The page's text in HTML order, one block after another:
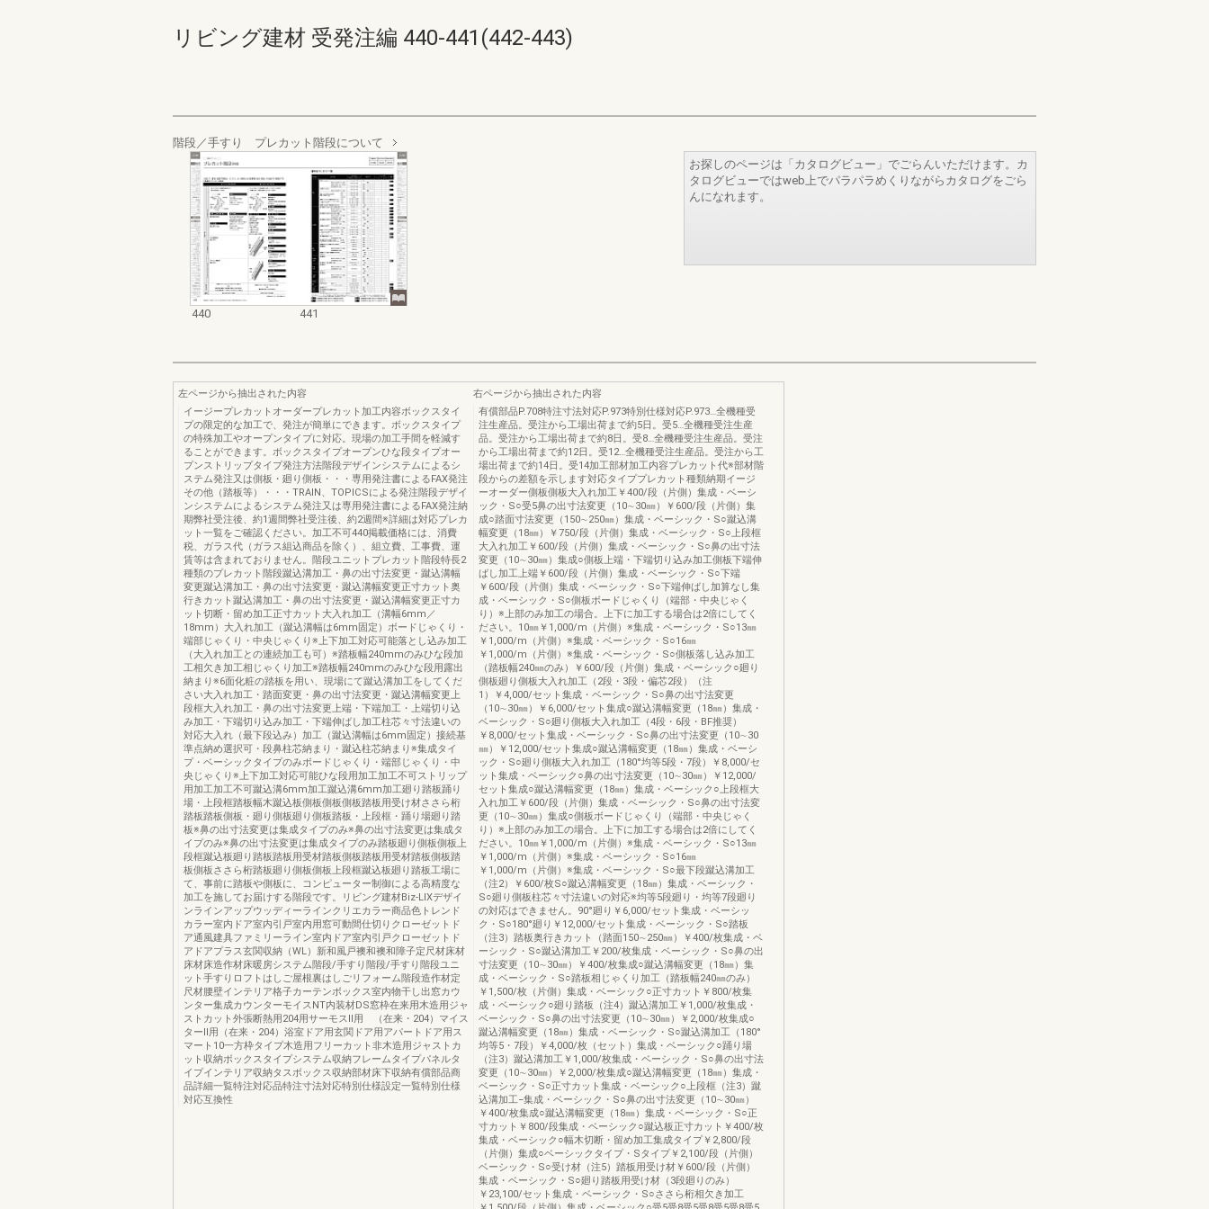
リビング建材 受発注編 440-441(442-443)
階段／手すり プレカット階段について
440 441
お探しのページは「カタログビュー」でごらんいただけます。カ
タログビューではweb上でパラパラめくりながらカタログをごら
んになれます。
左ページから抽出された内容
イージープレカットオーダープレカット加工内容ボックスタイ
プの限定的な加工で、発注が簡単にできます。ボックスタイプ
の特殊加工やオープンタイプに対応。現場の加工手間を軽減す
ることができます。ボックスタイプオープンひな段タイプオー
プンストリップタイプ発注方法階段デザインシステムによるシ
ステム発注又は側板・廻り側板・・・専用発注書によるFAX発注
その他（踏板等）・・・TRAIN、TOPICSによる発注階段デザイ
ンシステムによるシステム発注又は専用発注書によるFAX発注納
期弊社受注後、約1週間弊社受注後、約2週間※詳細は対応プレカ
ット一覧をご確認ください。加工不可440掲載価格には、消費
税、ガラス代（ガラス組込商品を除く）、組立費、工事費、運
賃等は含まれておりません。階段ユニットプレカット階段特長2
種類のプレカット階段蹴込溝加工・鼻の出寸法変更・蹴込溝幅
変更蹴込溝加工・鼻の出寸法変更・蹴込溝幅変更正寸カット奥
行きカット蹴込溝加工・鼻の出寸法変更・蹴込溝幅変更正寸カ
ット切断・留め加工正寸カット大入れ加工（溝幅6mm／
18mm）大入れ加工（蹴込溝幅は6mm固定）ボードじゃくり・
端部じゃくり・中央じゃくり※上下加工対応可能落とし込み加工
（大入れ加工との連続加工も可）※踏板幅240mmのみひな段加
工相欠き加工相じゃくり加工※踏板幅240mmのみひな段用露出
納まり※6面化粧の踏板を用い、現場にて蹴込溝加工をしてくだ
さい大入れ加工・踏面変更・鼻の出寸法変更・蹴込溝幅変更上
段框大入れ加工・鼻の出寸法変更上端・下端加工・上端切り込
み加工・下端切り込み加工・下端伸ばし加工柱芯々寸法違いの
対応大入れ（最下段込み）加工（蹴込溝幅は6mm固定）接続基
準点納め選択可・段鼻柱芯納まり・蹴込柱芯納まり※集成タイ
プ・ベーシックタイプのみボードじゃくり・端部じゃくり・中
央じゃくり※上下加工対応可能ひな段用加工加工不可ストリップ
用加工加工不可蹴込溝6mm加工蹴込溝6mm加工廻り踏板踊り
場・上段框踏板幅木蹴込板側板側板側板踏板用受け材ささら桁
踏板踏板側板・廻り側板廻り側板踏板・上段框・踊り場廻り踏
板※鼻の出寸法変更は集成タイプのみ※鼻の出寸法変更は集成タ
イプのみ※鼻の出寸法変更は集成タイプのみ踏板廻り側板側板上
段框蹴込板廻り踏板踏板用受材踏板側板踏板用受材踏板側板踏
板側板ささら桁踏板廻り側板側板上段框蹴込板廻り踏板工場に
て、事前に踏板や側板に、コンピューター制御による高精度な
加工を施してお届けする階段です。リビング建材Biz-LIXデザイ
ンラインアップウッディーラインクリエカラー商品色トレンド
カラー室内ドア室内引戸室内用窓可動間仕切りクローゼットド
ア通風建具ファミリーライン室内ドア室内引戸クローゼットド
アドアプラス玄関収納（WL）新和風戸襖和襖和障子定尺材床材
床材床造作材床暖房システム階段/手すり階段/手すり階段ユニ
ット手すりロフトはしご屋根裏はしごリフォーム階段造作材定
尺材腰壁インテリア格子カーテンボックス室内物干し出窓カウ
ンター集成カウンターモイスNT内装材DS窓枠在来用木造用ジャ
ストカット外張断熱用204用サーモスⅡ用 （在来・204）マイス
ターⅡ用（在来・204）浴室ドア用玄関ドア用アパートドア用ス
マート10一方枠タイプ木造用フリーカット非木造用ジャストカ
ット収納ボックスタイプシステム収納フレームタイプパネルタ
イプインテリア収納タスボックス収納部材床下収納有償部品商
品詳細一覧特注対応品特注寸法対応特別仕様設定一覧特別仕様
対応互換性
右ページから抽出された内容
有償部品P.708特注寸法対応P.973特別仕様対応P.973…全機種受
注生産品。受注から工場出荷まで約5日。受5…全機種受注生産
品。受注から工場出荷まで約8日。受8…全機種受注生産品。受注
から工場出荷まで約12日。受12…全機種受注生産品。受注から工
場出荷まで約14日。受14加工部材加工内容プレカット代※部材階
段からの差額を示します対応タイププレカット種類納期イージ
ーオーダー側板側板大入れ加工￥400/段（片側）集成・ベーシ
ック・S○受5鼻の出寸法変更（10∼30㎜）￥600/段（片側）集
成○踏面寸法変更（150∼250㎜）集成・ベーシック・S○蹴込溝
幅変更（18㎜）￥750/段（片側）集成・ベーシック・S○上段框
大入れ加工￥600/段（片側）集成・ベーシック・S○鼻の出寸法
変更（10∼30㎜）集成○側板上端・下端切り込み加工側板下端伸
ばし加工上端￥600/段（片側）集成・ベーシック・S○下端
￥600/段（片側）集成・ベーシック・S○下端伸ばし加算なし集
成・ベーシック・S○側板ボードじゃくり（端部・中央じゃく
り）※上部のみ加工の場合。上下に加工する場合は2倍にしてく
ださい。10㎜￥1,000/m（片側）※集成・ベーシック・S○13㎜
￥1,000/m（片側）※集成・ベーシック・S○16㎜
￥1,000/m（片側）※集成・ベーシック・S○側板落し込み加工
（踏板幅240㎜のみ）￥600/段（片側）集成・ベーシック○廻り
側板廻り側板大入れ加工（2段・3段・偏芯2段）（注
1）￥4,000/セット集成・ベーシック・S○鼻の出寸法変更
（10∼30㎜）￥6,000/セット集成○蹴込溝幅変更（18㎜）集成・
ベーシック・S○廻り側板大入れ加工（4段・6段・BF推奨）
￥8,000/セット集成・ベーシック・S○鼻の出寸法変更（10∼30
㎜）￥12,000/セット集成○蹴込溝幅変更（18㎜）集成・ベーシ
ック・S○廻り側板大入れ加工（180°均等5段・7段）￥8,000/セ
ット集成・ベーシック○鼻の出寸法変更（10∼30㎜）￥12,000/
セット集成○蹴込溝幅変更（18㎜）集成・ベーシック○上段框大
入れ加工￥600/段（片側）集成・ベーシック・S○鼻の出寸法変
更（10∼30㎜）集成○側板ボードじゃくり（端部・中央じゃく
り）※上部のみ加工の場合。上下に加工する場合は2倍にしてく
ださい。10㎜￥1,000/m（片側）※集成・ベーシック・S○13㎜
￥1,000/m（片側）※集成・ベーシック・S○16㎜
￥1,000/m（片側）※集成・ベーシック・S○最下段蹴込溝加工
（注2）￥600/枚S○蹴込溝幅変更（18㎜）集成・ベーシック・
S○廻り側板柱芯々寸法違いの対応※均等5段廻り・均等7段廻り
の対応はできません。90°廻り￥6,000/セット集成・ベーシッ
ク・S○180°廻り￥12,000/セット集成・ベーシック・S○踏板
（注3）踏板奥行きカット（踏面150∼250㎜）￥400/枚集成・ベ
ーシック・S○蹴込溝加工￥200/枚集成・ベーシック・S○鼻の出
寸法変更（10∼30㎜）￥400/枚集成○蹴込溝幅変更（18㎜）集
成・ベーシック・S○踏板相じゃくり加工（踏板幅240㎜のみ）
￥1,500/枚（片側）集成・ベーシック○正寸カット￥800/枚集
成・ベーシック○廻り踏板（注4）蹴込溝加工￥1,000/枚集成・
ベーシック・S○鼻の出寸法変更（10∼30㎜）￥2,000/枚集成○
蹴込溝幅変更（18㎜）集成・ベーシック・S○蹴込溝加工（180°
均等5・7段）￥4,000/枚（セット）集成・ベーシック○踊り場
（注3）蹴込溝加工￥1,000/枚集成・ベーシック・S○鼻の出寸法
変更（10∼30㎜）￥2,000/枚集成○蹴込溝幅変更（18㎜）集成・
ベーシック・S○正寸カット集成・ベーシック○上段框（注3）蹴
込溝加工−集成・ベーシック・S○鼻の出寸法変更（10∼30㎜）
￥400/枚集成○蹴込溝幅変更（18㎜）集成・ベーシック・S○正
寸カット￥800/段集成・ベーシック○蹴込板正寸カット￥400/枚
集成・ベーシック○幅木切断・留め加工集成タイプ￥2,800/段
（片側）集成○ベーシックタイプ・Sタイプ￥2,100/段（片側）
ベーシック・S○受け材（注5）踏板用受け材￥600/段（片側）
集成・ベーシック・S○廻り踏板用受け材（3段廻りのみ）
￥23,100/セット集成・ベーシック・S○ささら桁相欠き加工